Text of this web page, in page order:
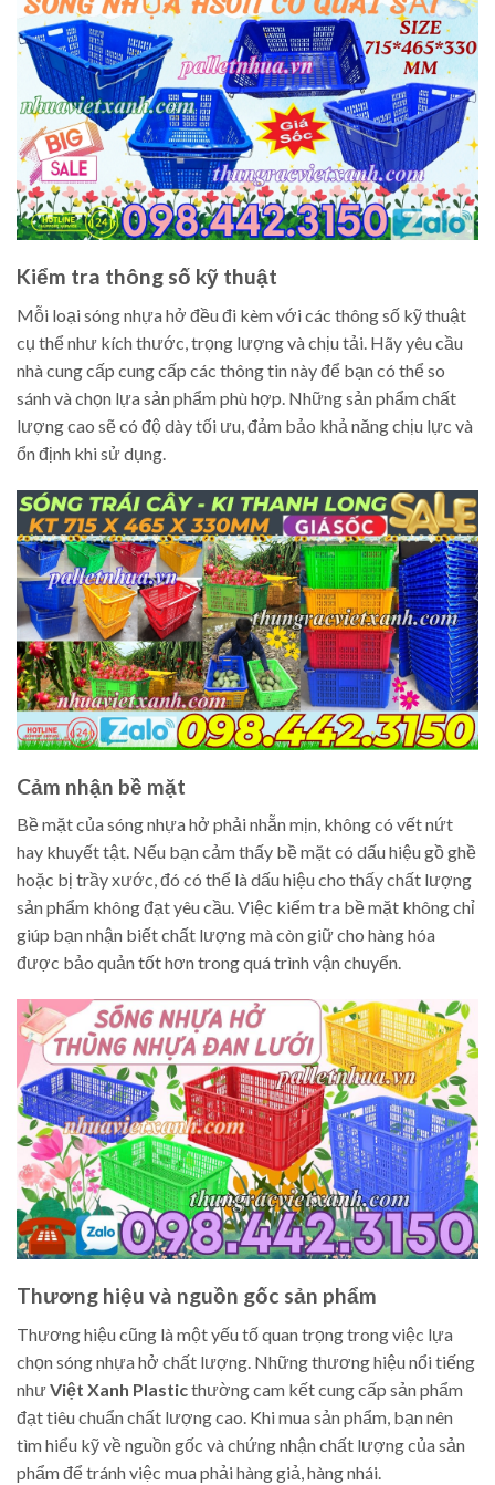
Kiểm tra thông số kỹ thuật
Mỗi loại sóng nhựa hở đều đi kèm với các thông số kỹ thuật
cụ thể như kích thước, trọng lượng và chịu tải. Hãy yêu cầu
nhà cung cấp cung cấp các thông tin này để bạn có thể so
sánh và chọn lựa sản phẩm phù hợp. Những sản phẩm chất
lượng cao sẽ có độ dày tối ưu, đảm bảo khả năng chịu lực và
ổn định khi sử dụng.
Cảm nhận bề mặt
Bề mặt của sóng nhựa hở phải nhẵn mịn, không có vết nứt
hay khuyết tật. Nếu bạn cảm thấy bề mặt có dấu hiệu gồ ghề
hoặc bị trầy xước, đó có thể là dấu hiệu cho thấy chất lượng
sản phẩm không đạt yêu cầu. Việc kiểm tra bề mặt không chỉ
giúp bạn nhận biết chất lượng mà còn giữ cho hàng hóa
được bảo quản tốt hơn trong quá trình vận chuyển.
Thương hiệu và nguồn gốc sản phẩm
Thương hiệu cũng là một yếu tố quan trọng trong việc lựa
chọn sóng nhựa hở chất lượng. Những thương hiệu nổi tiếng
nhưViệt Xanh Plasticthường cam kết cung cấp sản phẩm
đạt tiêu chuẩn chất lượng cao. Khi mua sản phẩm, bạn nên
tìm hiểu kỹ về nguồn gốc và chứng nhận chất lượng của sản
phẩm để tránh việc mua phải hàng giả, hàng nhái.